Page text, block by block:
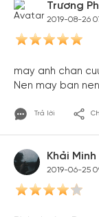
Trương
2019-08-26
may anh chan
Nen may ban
Trả lời
Khải Minh
2019-06-25